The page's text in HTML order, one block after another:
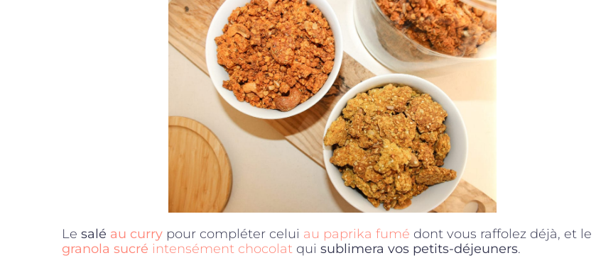
Le salé au curry pour compléter celui au paprika fumé dont vous raffolez déjà, et le
granola sucré intensément chocolat qui sublimera vos petits-déjeuners.